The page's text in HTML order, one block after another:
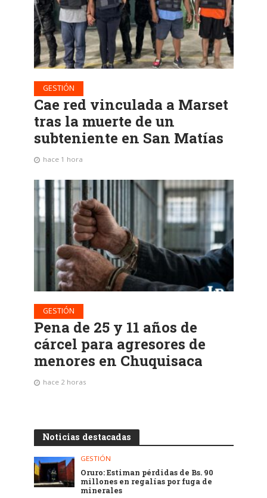
GESTIÓN
Cae red vinculada a Marset
tras la muerte de un
subteniente en San Matías
hace 1 hora
GESTIÓN
Pena de 25 y 11 años de
cárcel para agresores de
menores en Chuquisaca
hace 2 horas
Noticias destacadas
GESTIÓN
Oruro: Estiman pérdidas de Bs. 90
millones en regalías por fuga de
minerales